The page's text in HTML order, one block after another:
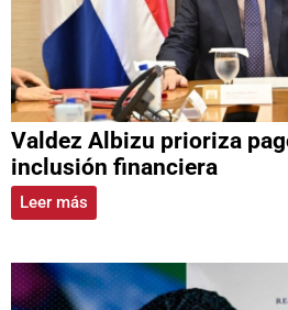
Valdez Albizu prioriza
inclusión financiera
Leer más